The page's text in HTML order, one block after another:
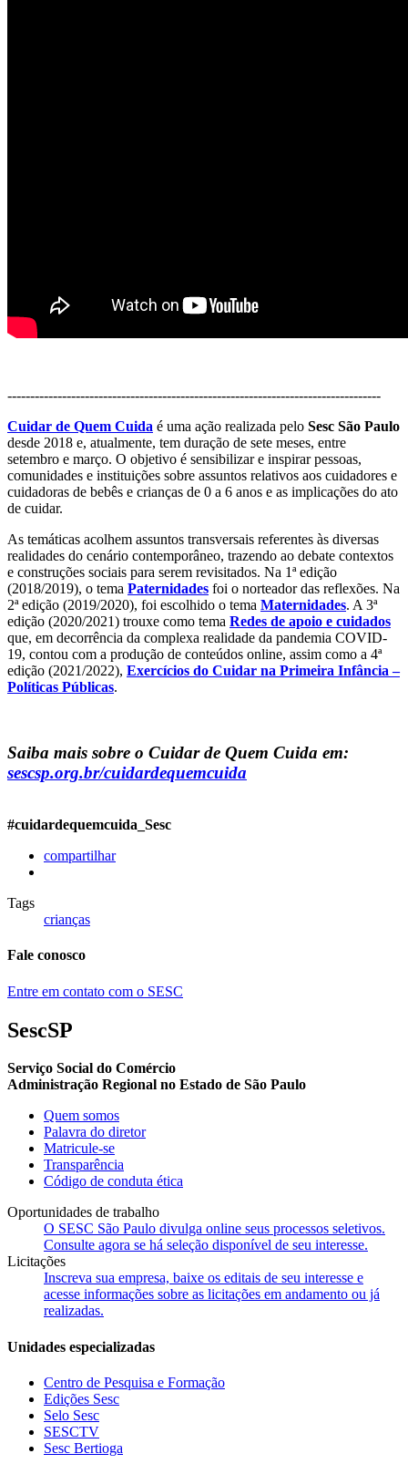
----------------------------------------------------------------------------------
Cuidar de Quem Cuida é uma ação realizada pelo Sesc São Paulo
desde 2018 e, atualmente, tem duração de sete meses, entre
setembro e março. O objetivo é sensibilizar e inspirar pessoas,
comunidades e instituições sobre assuntos relativos aos cuidadores e
cuidadoras de bebês e crianças de 0 a 6 anos e as implicações do ato
de cuidar.
As temáticas acolhem assuntos transversais referentes às diversas
realidades do cenário contemporâneo, trazendo ao debate contextos
e construções sociais para serem revisitados. Na 1ª edição
(2018/2019), o tema Paternidades foi o norteador das reflexões. Na
2ª edição (2019/2020), foi escolhido o tema Maternidades. A 3ª
edição (2020/2021) trouxe como tema Redes de apoio e cuidados
que, em decorrência da complexa realidade da pandemia COVID-
19, contou com a produção de conteúdos online, assim como a 4ª
edição (2021/2022), Exercícios do Cuidar na Primeira Infância –
Políticas Públicas.
Saiba mais sobre o Cuidar de Quem Cuida em:
sescsp.org.br/cuidardequemcuida
#cuidardequemcuida_Sesc
compartilhar
Tags
crianças
Fale conosco
Entre em contato com o SESC
SescSP
Serviço Social do Comércio
Administração Regional no Estado de São Paulo
Quem somos
Palavra do diretor
Matricule-se
Transparência
Código de conduta ética
Oportunidades de trabalho
O SESC São Paulo divulga online seus processos seletivos.
Consulte agora se há seleção disponível de seu interesse.
Licitações
Inscreva sua empresa, baixe os editais de seu interesse e
acesse informações sobre as licitações em andamento ou já
realizadas.
Unidades especializadas
Centro de Pesquisa e Formação
Edições Sesc
Selo Sesc
SESCTV
Sesc Bertioga